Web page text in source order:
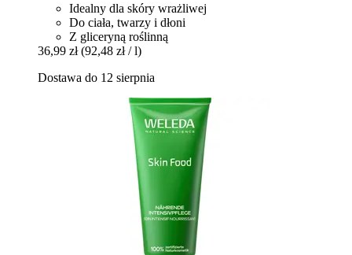
Idealny dla skóry wrażliwej
Do ciała, twarzy i dłoni
Z gliceryną roślinną
36,99 zł (92,48 zł / l)
Dostawa do 12 sierpnia